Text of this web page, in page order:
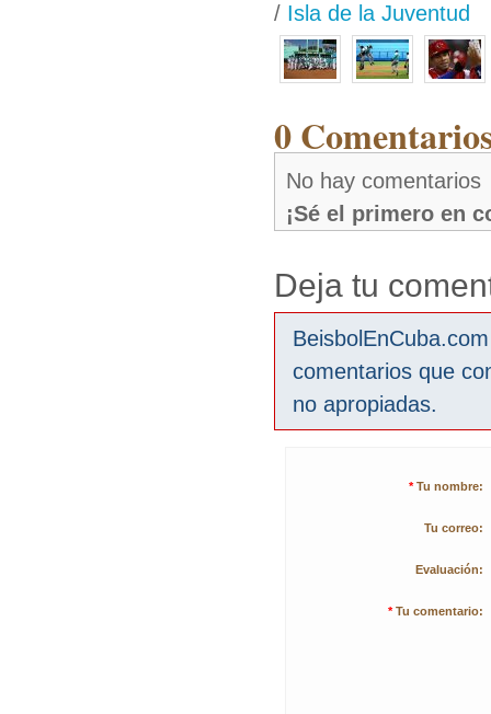
/ Isla de la Juventud
0
No hay comentarios
¡Sé el primero en
Deja tu
comentarios que
no apropiadas.
* Tu nombre:
Tu correo:
Evaluación:
* Tu comentario: